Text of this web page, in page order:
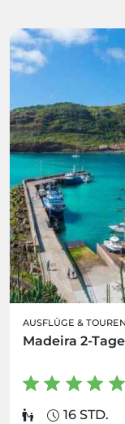
AUSFLÜGE & TOUREN
Madeira 2-
16 STD.